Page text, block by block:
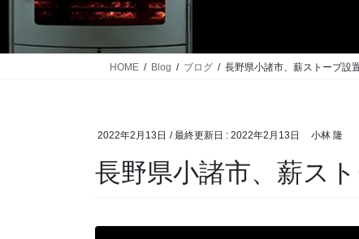
HOME Blog ブログ 長野県小諸市、薪ストーブ設
2022年2月13日 / 最終更新日 : 2022年2月13日 小林 隆
長野県小諸市、薪ス